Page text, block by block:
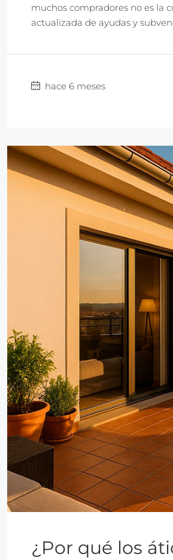
muchos compradores no es la
actualizada de ayudas y
hace 6 meses
¿Por qué los